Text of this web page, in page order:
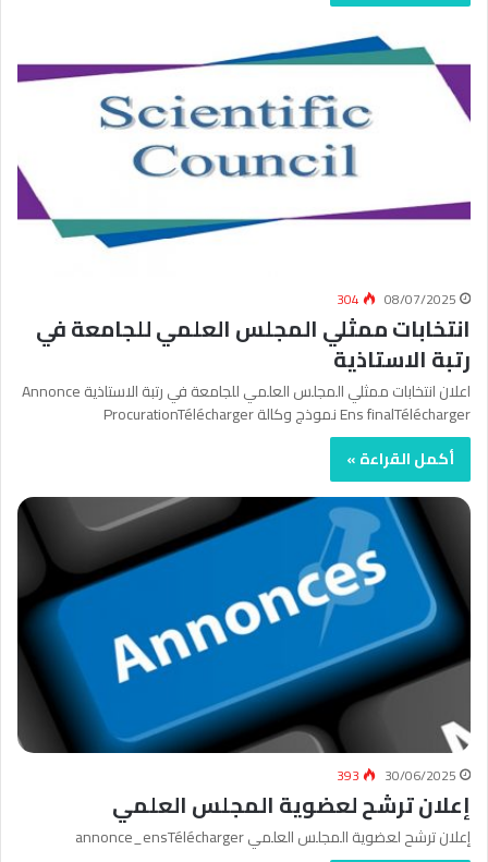
08/07/2025
304
انتخابات ممثلي المجلس العلمي للجامعة في
رتبة الاستاذية
اعلان انتخابات ممثلي المجلس العلمي للجامعة في رتبة الاستاذية Annonce
Ens finalTélécharger نموذج وكالة ProcurationTélécharger
أكمل القراءة »
30/06/2025
393
إعلان ترشح لعضوية المجلس العلمي
إعلان ترشح لعضوية المجلس العلمي annonce_ensTélécharger